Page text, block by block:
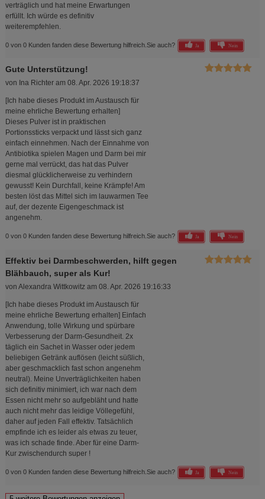
verträglich und hat meine Erwartungen
erfüllt. Ich würde es definitiv
weiterempfehlen.
0 von 0 Kunden fanden diese Bewertung hilfreich. Sie auch? Ja Nein
Gute Unterstützung!
von Ina Richteram 08. Apr. 2026 19:18:37
[Ich habe dieses Produkt im Austausch für
meine ehrliche Bewertung erhalten]
Dieses Pulver ist in praktischen
Portionssticks verpackt und lässt sich ganz
einfach einnehmen. Nach der Einnahme von
Antibiotika spielen Magen und Darm bei mir
gerne mal verrückt, das hat das Pulver
diesmal glücklicherweise zu verhindern
gewusst! Kein Durchfall, keine Krämpfe! Am
besten löst das Mittel sich im lauwarmen Tee
auf, der dezente Eigengeschmack ist
angenehm.
0 von 0 Kunden fanden diese Bewertung hilfreich. Sie auch? Ja Nein
Effektiv bei Darmbeschwerden, hilft gegen
Blähbauch, super als Kur!
von Alexandra Wittkowitzam 08. Apr. 2026 19:16:33
[Ich habe dieses Produkt im Austausch für
meine ehrliche Bewertung erhalten] Einfach
Anwendung, tolle Wirkung und spürbare
Verbesserung der Darm-Gesundheit. 2x
täglich ein Sachet in Wasser oder jedem
beliebigen Getränk auflösen (leicht süßlich,
aber geschmacklich fast schon angenehm
neutral). Meine Unverträglichkeiten haben
sich definitiv minimiert, ich war nach dem
Essen nicht mehr so aufgebläht und hatte
auch nicht mehr das leidige Völlegefühl,
daher auf jeden Fall effektiv. Tatsächlich
empfinde ich es leider als etwas zu teuer,
was ich schade finde. Aber für eine Darm-
Kur zwischendurch super !
0 von 0 Kunden fanden diese Bewertung hilfreich. Sie auch? Ja Nein